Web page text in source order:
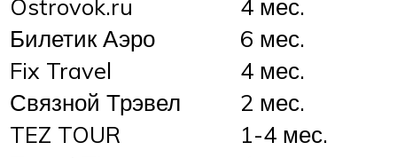
Ostrovok.ru
4 мес.
Билетик Аэро
6 мес.
Fix Travel
4 мес.
Связной Трэвел
2 мес.
TEZ TOUR
1-4 мес.